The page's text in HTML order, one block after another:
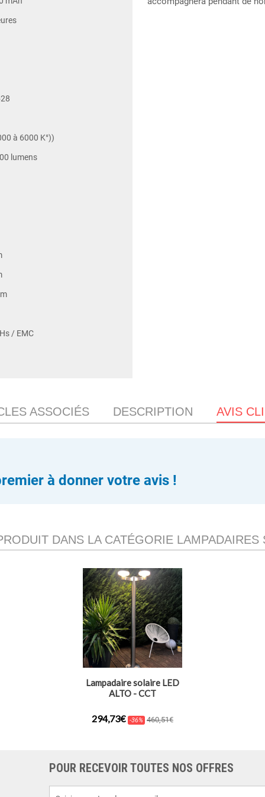
à 6000 K°))
lumens
/ EMC
ASSOCIÉS DESCRIPTION AVIS
à donner votre avis !
DANS LA CATÉGORIE LAMPADAIRES
Lampadaire solaire LED
ALTO - CCT
294,73€ -36% 460,51€
POUR RECEVOIR TOUTES NOS OFFRES